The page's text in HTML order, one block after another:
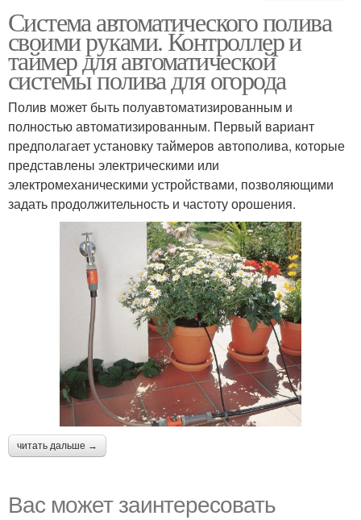
Капельная лента
Система автоматического полива
своими руками. Контроллер и
таймер для автоматической
системы полива для огорода
Полив может быть полуавтоматизированным и
полностью автоматизированным. Первый вариант
предполагает установку таймеров автополива, которые
представлены электрическими или
электромеханическими устройствами, позволяющими
задать продолжительность и частоту орошения.
читать дальше →
Вас может заинтересовать